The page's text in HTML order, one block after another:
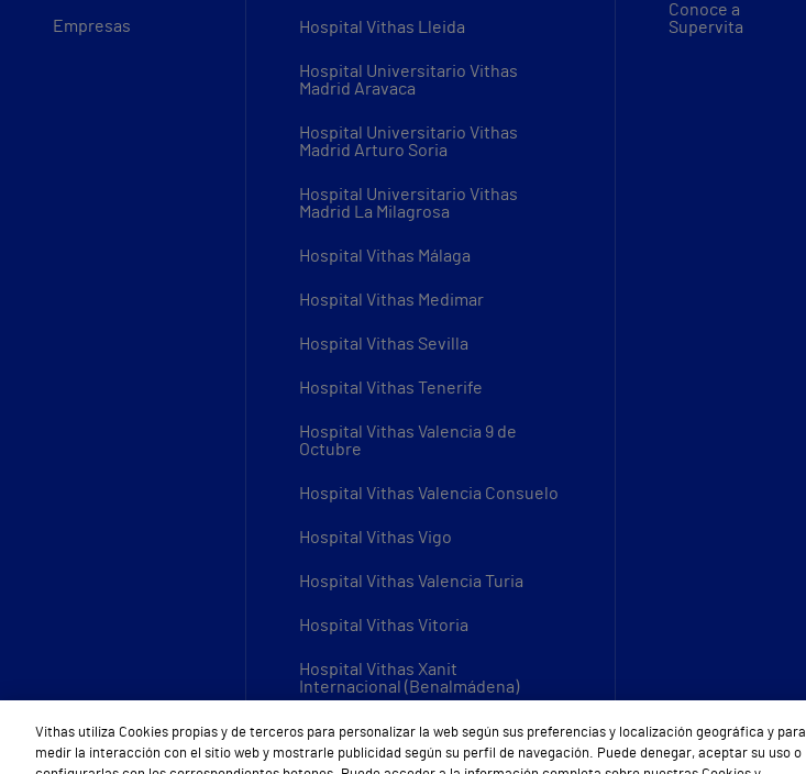
Empresas Hospital Vithas Lleida
Hospital Universitario Vithas
Madrid Aravaca
Hospital Universitario Vithas
Madrid Arturo Soria
Hospital Universitario Vithas
Madrid La Milagrosa
Hospital Vithas Málaga
Hospital Vithas Medimar
Hospital Vithas Sevilla
Hospital Vithas Tenerife
Hospital Vithas Valencia 9 de
Octubre
Hospital Vithas Valencia Consuelo
Hospital Vithas Vigo
Hospital Vithas Valencia Turia
Hospital Vithas Vitoria
Hospital Vithas Xanit
Internacional (Benalmádena)
Todos los centros Vithas
Conoce a
Supervita
Vithas utiliza Cookies propias y de terceros para personalizar la web según sus preferencias y localización geográfica y para
medir la interacción con el sitio web y mostrarle publicidad según su perfil de navegación. Puede denegar, aceptar su uso o